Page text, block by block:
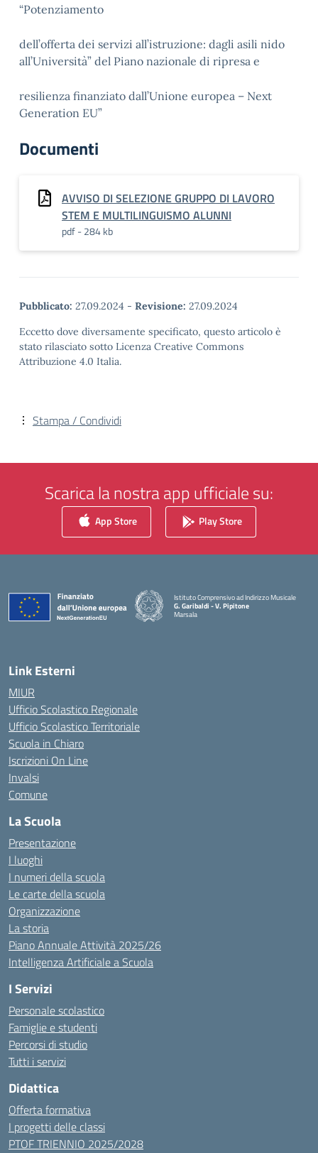
“Potenziamento
dell’offerta dei servizi all’istruzione: dagli asili nido
all’Università” del Piano nazionale di ripresa e
resilienza finanziato dall’Unione europea – Next
Generation EU”
Documenti
AVVISO DI SELEZIONE GRUPPO DI LAVORO
STEM E MULTILINGUISMO ALUNNI
pdf - 284 kb
Pubblicato: 27.09.2024 - Revisione: 27.09.2024
Eccetto dove diversamente specificato, questo articolo è
stato rilasciato sotto Licenza Creative Commons
Attribuzione 4.0 Italia.
Stampa / Condividi
Scarica la nostra app ufficiale su:
App Store Play Store
Istituto Comprensivo ad Indirizzo Musicale
G. Garibaldi - V. Pipitone
Marsala
Link Esterni
MIUR
Ufficio Scolastico Regionale
Ufficio Scolastico Territoriale
Scuola in Chiaro
Iscrizioni On Line
Invalsi
Comune
La Scuola
Presentazione
I luoghi
I numeri della scuola
Le carte della scuola
Organizzazione
La storia
Piano Annuale Attività 2025/26
Intelligenza Artificiale a Scuola
I Servizi
Personale scolastico
Famiglie e studenti
Percorsi di studio
Tutti i servizi
Didattica
Offerta formativa
I progetti delle classi
PTOF TRIENNIO 2025/2028